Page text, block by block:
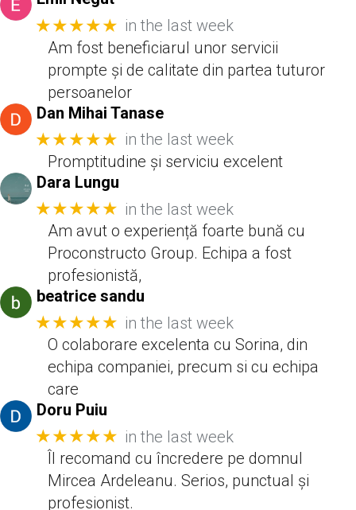
★★★★★ in the last week
Am fost beneficiarul unor servicii
prompte și de calitate din partea tuturor
persoanelor
Dan Mihai Tanase
★★★★★ in the last week
Promptitudine și serviciu excelent
Dara Lungu
★★★★★ in the last week
Am avut o experiență foarte bună cu
Proconstructo Group. Echipa a fost
profesionistă,
beatrice sandu
★★★★★ in the last week
O colaborare excelenta cu Sorina, din
echipa companiei, precum si cu echipa
care
Doru Puiu
★★★★★ in the last week
Îl recomand cu încredere pe domnul
Mircea Ardeleanu. Serios, punctual și
profesionist.